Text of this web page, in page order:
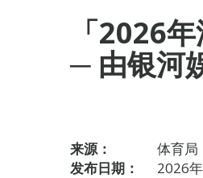
「2026
─ 由银河
来源：
体育局
发布日期：
2026